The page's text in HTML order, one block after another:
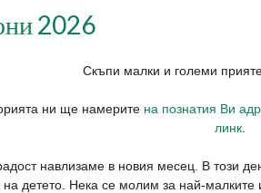
2026
Скъпи малки и големи
ни ще намерите на познатия Ви
линк
навлизаме в новия месец. В този
детето. Нека се молим за най-